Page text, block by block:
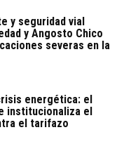
y seguridad vial
y Angosto Chico
severas en la
energética: el
institucionaliza el
el tarifazo